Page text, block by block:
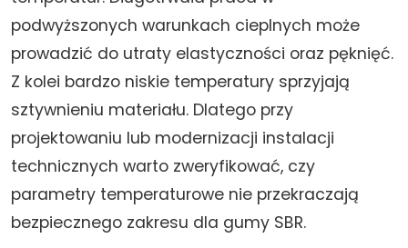
podwyższonych warunkach cieplnych może
prowadzić do utraty elastyczności oraz pęknięć.
Z kolei bardzo niskie temperatury sprzyjają
sztywnieniu materiału. Dlatego przy
projektowaniu lub modernizacji instalacji
technicznych warto zweryfikować, czy
parametry temperaturowe nie przekraczają
bezpiecznego zakresu dla gumy SBR.